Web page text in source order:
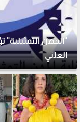
"المهن التمثيلية"
العلني